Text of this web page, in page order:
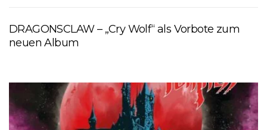
DRAGONSCLAW – „Cry Wolf“ als Vorbote zum
neuen Album